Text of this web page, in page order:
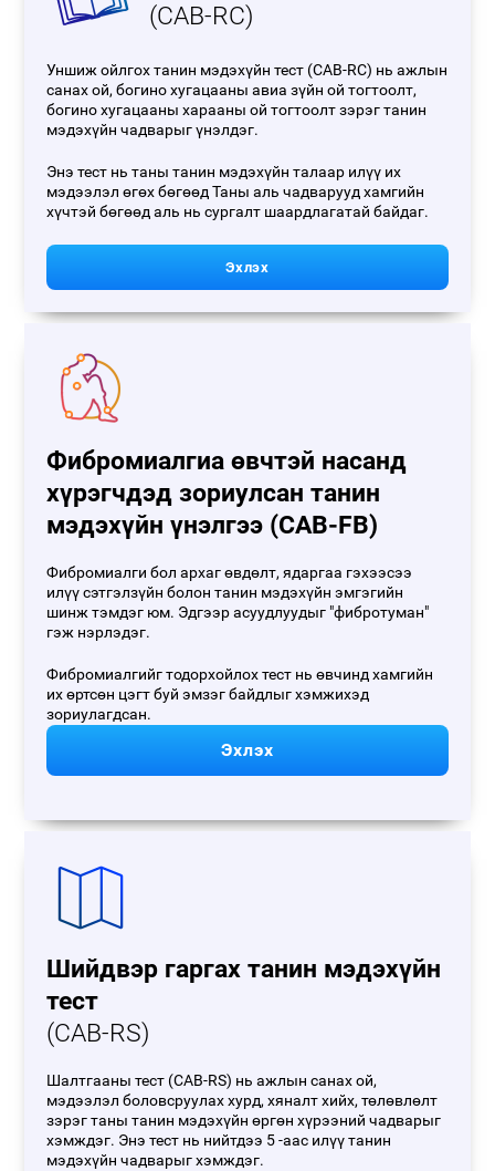
(CAB-RC)
Уншиж ойлгох танин мэдэхүйн тест (CAB-RC) нь ажлын
санах ой, богино хугацааны авиа зүйн ой тогтоолт,
богино хугацааны харааны ой тогтоолт зэрэг танин
мэдэхүйн чадварыг үнэлдэг.
Энэ тест нь таны танин мэдэхүйн талаар илүү их
мэдээлэл өгөх бөгөөд Таны аль чадварууд хамгийн
хүчтэй бөгөөд аль нь сургалт шаардлагатай байдаг.
Эхлэх
Фибромиалгиа өвчтэй насанд
хүрэгчдэд зориулсан танин
мэдэхүйн үнэлгээ (CAB-FB)
Фибромиалги бол архаг өвдөлт, ядаргаа гэхээсээ
илүү сэтгэлзүйн болон танин мэдэхүйн эмгэгийн
шинж тэмдэг юм. Эдгээр асуудлуудыг "фибротуман"
гэж нэрлэдэг.
Фибромиалгийг тодорхойлох тест нь өвчинд хамгийн
их өртсөн цэгт буй эмзэг байдлыг хэмжихэд
зориулагдсан.
Эхлэх
Шийдвэр гаргах танин мэдэхүйн
тест
(CAB-RS)
Шалтгааны тест (CAB-RS) нь ажлын санах ой,
мэдээлэл боловсруулах хурд, хяналт хийх, төлөвлөлт
зэрэг таны танин мэдэхүйн өргөн хүрээний чадварыг
хэмждэг. Энэ тест нь нийтдээ 5 -аас илүү танин
мэдэхүйн чадварыг хэмждэг.